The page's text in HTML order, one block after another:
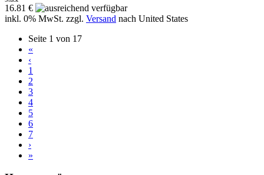
16.81 €
inkl. 0% MwSt. zzgl. Versand nach United States
Seite 1 von 17
«
‹
1
2
3
4
5
6
7
›
»